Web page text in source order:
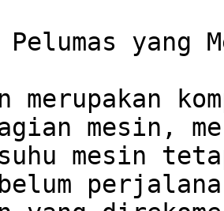
yang
merupakan
mesin,
suhu mesin